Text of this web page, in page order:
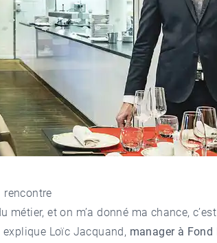
rencontre
métier, et on m’a donné ma chance,
Loïc Jacquand, manager à Fond